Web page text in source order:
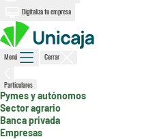
Digitaliza tu empresa
Menú Cerrar
Particulares
Pymes y autónomos, sección activa
Sector agrario
Banca privada
Empresas